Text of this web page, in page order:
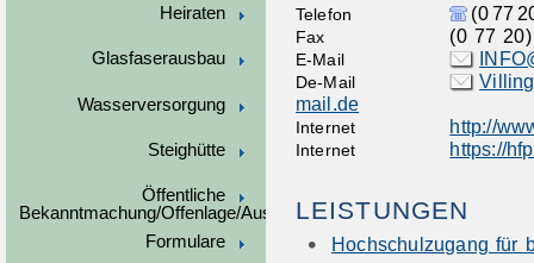
Heiraten
Glasfaserausbau
Wasserversorgung
Steighütte
Öffentliche
Bekanntmachung/Offenlage/Ausschreibungen
Formulare
Telefon (077
Fax (0 77
E-Mail
De-Mail
mail.de
Internet http://
Internet https://
LEISTUNGEN
Hochschulzugang für